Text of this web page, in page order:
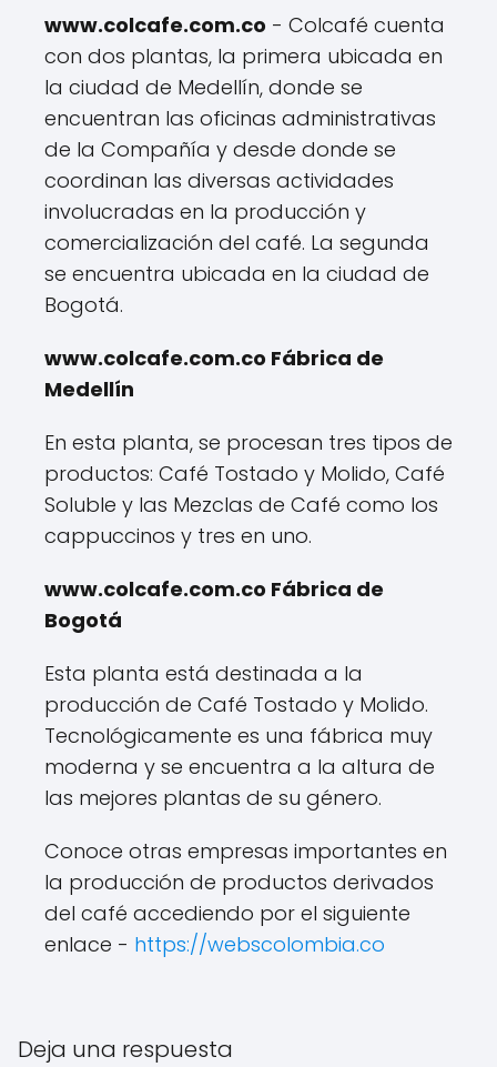
www.colcafe.com.co - Colcafé cuenta
con dos plantas, la primera ubicada en
la ciudad de Medellín, donde se
encuentran las oficinas administrativas
de la Compañía y desde donde se
coordinan las diversas actividades
involucradas en la producción y
comercialización del café. La segunda
se encuentra ubicada en la ciudad de
Bogotá.
www.colcafe.com.co Fábrica de
Medellín
En esta planta, se procesan tres tipos de
productos: Café Tostado y Molido, Café
Soluble y las Mezclas de Café como los
cappuccinos y tres en uno.
www.colcafe.com.co Fábrica de
Bogotá
Esta planta está destinada a la
producción de Café Tostado y Molido.
Tecnológicamente es una fábrica muy
moderna y se encuentra a la altura de
las mejores plantas de su género.
Conoce otras empresas importantes en
la producción de productos derivados
del café accediendo por el siguiente
enlace - https://webscolombia.co
Deja una respuesta